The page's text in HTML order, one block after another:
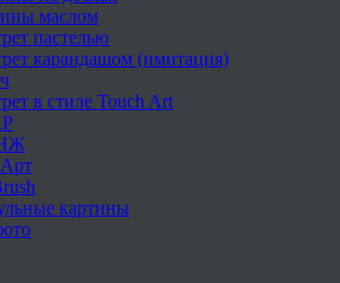
маслом
пастелью
карандашом (имитация)
в стиле Touch Art
картины